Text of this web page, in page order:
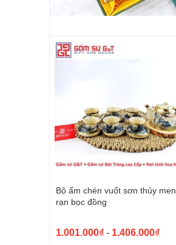
Bộ ấm chén vuốt sơn thủy men
rạn bọc đồng
1.001.000₫ - 1.406.000₫